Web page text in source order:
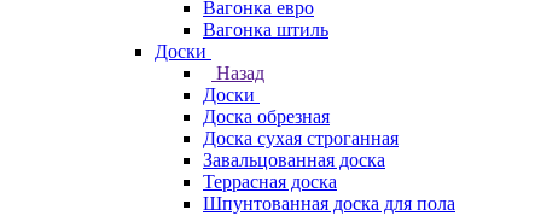
Вагонка евро
Вагонка штиль
Доски
Назад
Доски
Доска обрезная
Доска сухая строганная
Завальцованная доска
Террасная доска
Шпунтованная доска для пола